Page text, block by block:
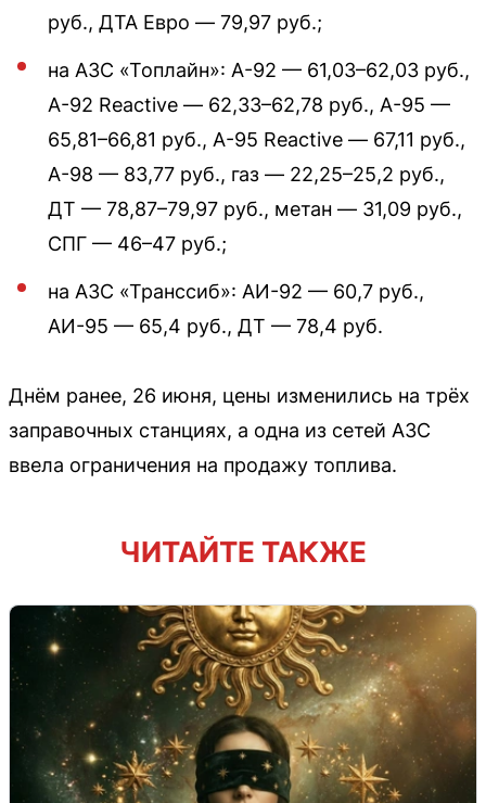
руб., ДТА Евро — 79,97 руб.;
на АЗС «Топлайн»: А-92 — 61,03–62,03 руб.,
А-92 Reactive — 62,33–62,78 руб., А-95 —
65,81–66,81 руб., А-95 Reactive — 67,11 руб.,
А-98 — 83,77 руб., газ — 22,25–25,2 руб.,
ДТ — 78,87–79,97 руб., метан — 31,09 руб.,
СПГ — 46–47 руб.;
на АЗС «Транссиб»: АИ-92 — 60,7 руб.,
АИ-95 — 65,4 руб., ДТ — 78,4 руб.
Днём ранее, 26 июня, цены изменились на трёх
заправочных станциях, а одна из сетей АЗС
ввела ограничения на продажу топлива.
ЧИТАЙТЕ ТАКЖЕ